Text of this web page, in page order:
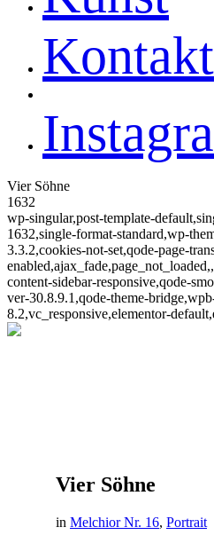
Kontakt
Vier Söhne
1632
wp-singular,post-template-
1632,single-format-standard,wp-
3.3.2,cookies-not-set,qode-page-
content-sidebar-responsive,qode-
ver-30.8.9.1,qode-theme-
8.2,vc_responsive,elementor-
Vier Söhne
in Melchior Nr. 16, Portrait